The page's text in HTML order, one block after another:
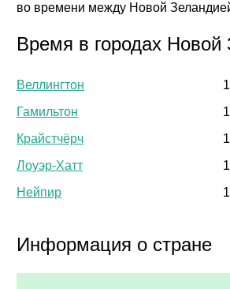
во времени между Новой
Время в городах Новой
Веллингтон
Гамильтон
Крайстчёрч
Лоуэр-Хатт
Нейпир
Информация о стране